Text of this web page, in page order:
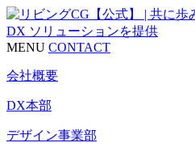
MENU CONTACT
会社概要
DX本部
デザイン事業部